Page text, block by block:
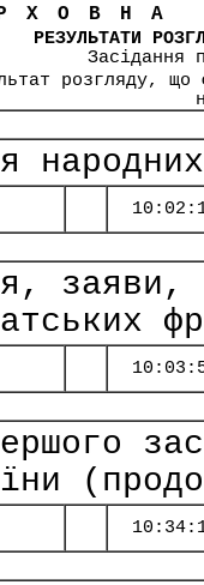
РЕЗУЛЬТАТИ
Засідання
розгляду,
заяви,